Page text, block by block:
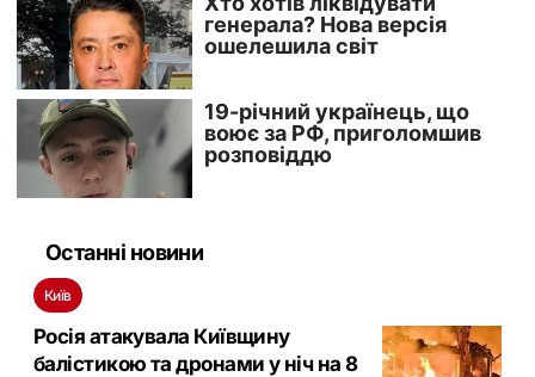
Останні новини
Київ
Росія атакувала Київщину
балістикою та дронами у ніч на 8